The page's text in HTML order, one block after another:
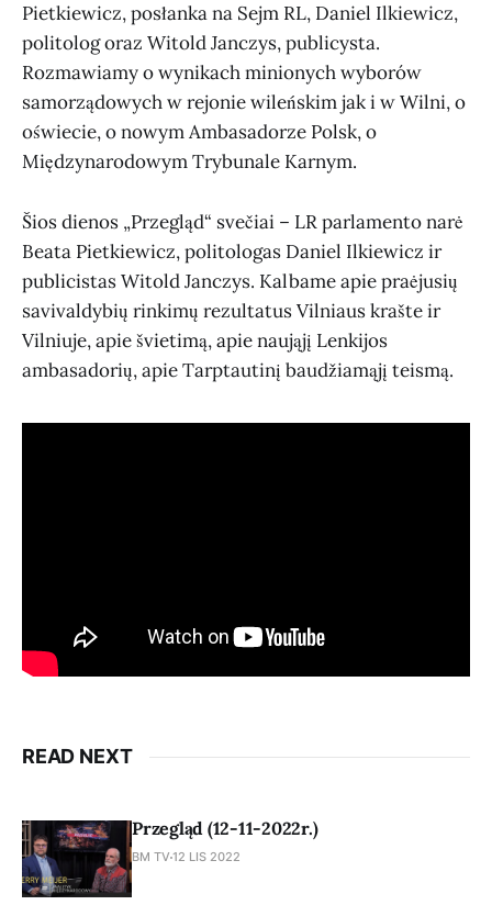
Pietkiewicz, posłanka na Sejm RL, Daniel Ilkiewicz,
politolog oraz Witold Janczys, publicysta.
Rozmawiamy o wynikach minionych wyborów
samorządowych w rejonie wileńskim jak i w Wilni, o
oświecie, o nowym Ambasadorze Polsk, o
Międzynarodowym Trybunale Karnym.
Šios dienos „Przegląd“ svečiai – LR parlamento narė
Beata Pietkiewicz, politologas Daniel Ilkiewicz ir
publicistas Witold Janczys. Kalbame apie praėjusių
savivaldybių rinkimų rezultatus Vilniaus krašte ir
Vilniuje, apie švietimą, apie naująjį Lenkijos
ambasadorių, apie Tarptautinį baudžiamąjį teismą.
READ NEXT
Przegląd (12-11-2022r.)
BM TV12 LIS 2022